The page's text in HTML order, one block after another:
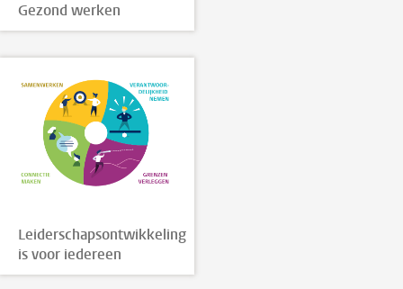
Gezond werken
Leiderschapsontwikkeling
is voor iedereen